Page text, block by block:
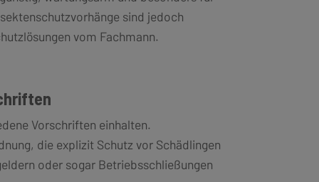
sind jedoch
vom Fachmann.
Vorschriften einhalten.
die explizit Schutz vor Schädlingen
oder sogar Betriebsschließungen